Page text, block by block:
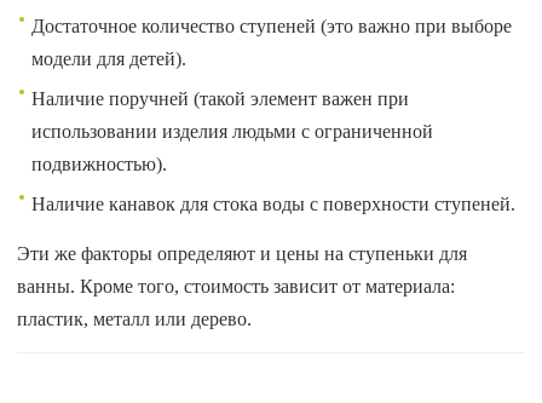
Достаточное количество ступеней (это важно при выборе
модели для детей).
Наличие поручней (такой элемент важен при
использовании изделия людьми с ограниченной
подвижностью).
Наличие канавок для стока воды с поверхности ступеней.
Эти же факторы определяют и цены на ступеньки для
ванны. Кроме того, стоимость зависит от материала:
пластик, металл или дерево.